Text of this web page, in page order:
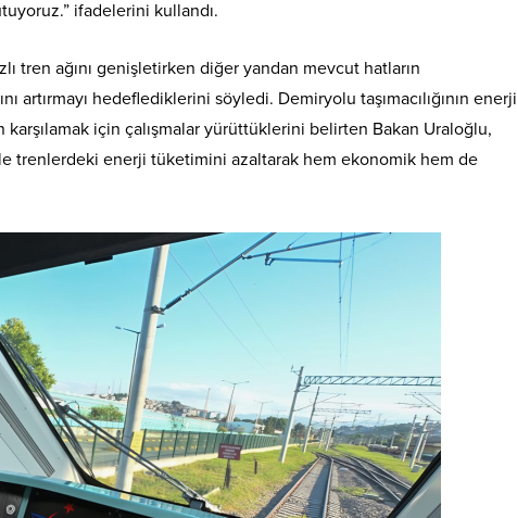
ifadelerini kullandı.
tren ağını genişletirken diğer yandan mevcut hatların
artırmayı hedeflediklerini söyledi. Demiryolu taşımacılığının enerji
için çalışmalar yürüttüklerini belirten Bakan Uraloğlu,
trenlerdeki enerji tüketimini azaltarak hem ekonomik hem de